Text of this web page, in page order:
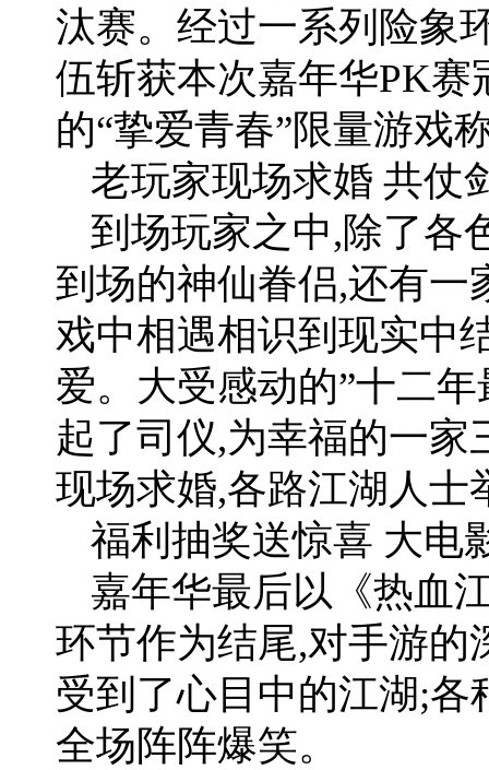
汰赛。经过一系列险象
伍斩获本次嘉年华PK
的“挚爱青春”限量游戏
老玩家现场求婚 共仗
到场玩家之中,除了各
到场的神仙眷侣,还有一
戏中相遇相识到现实中
爱。大受感动的”十二
起了司仪,为幸福的一
现场求婚,各路江湖人士
福利抽奖送惊喜 大电
嘉年华最后以《热血
环节作为结尾,对手游的
受到了心目中的江湖;
全场阵阵爆笑。